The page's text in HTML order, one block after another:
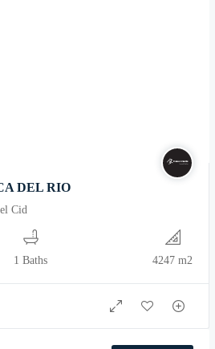
DEL RIO
Cid
1 Baths 4247 m2